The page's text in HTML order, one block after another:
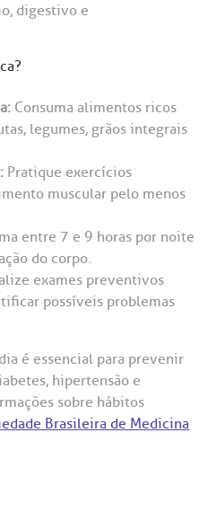
Autoimunes
digestivo e
Consuma alimentos ricos
legumes, grãos integrais
Pratique exercícios
muscular pelo menos
entre 7 e 9 horas por noite
do corpo.
exames preventivos
possíveis problemas
é essencial para prevenir
hipertensão e
sobre hábitos
Brasileira de Medicina